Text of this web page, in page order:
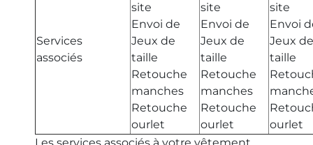
Services
associés
site
Envoi de
Jeux de
taille
Retouche
manches
Retouche
ourlet
site
Envoi de
Jeux de
taille
Retouche
manches
Retouche
ourlet
site
Envoi
Jeux de
taille
ourlet